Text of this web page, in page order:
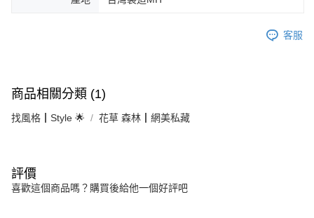
客服
商品相關分類 (1)
找風格┃Style 🌟 花草 森林┃網美私藏
評價
喜歡這個商品嗎？購買後給他一個好評吧